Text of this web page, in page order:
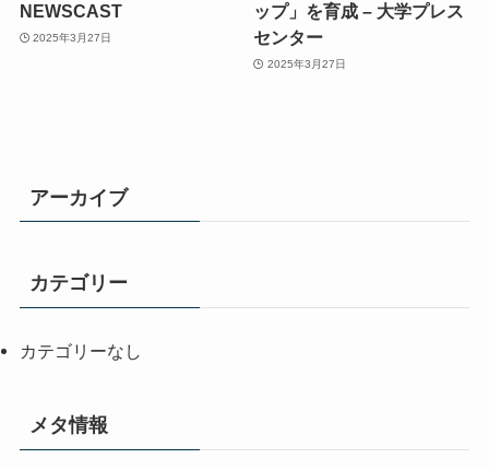
NEWSCAST
2025年3月27日
ップ」を育成 – 大学プレス
センター
2025年3月27日
アーカイブ
カテゴリー
カテゴリーなし
メタ情報